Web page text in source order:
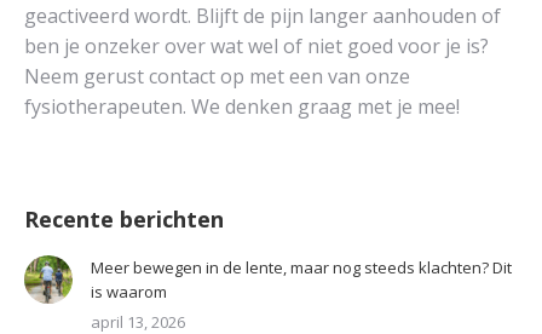
geactiveerd wordt. Blijft de pijn langer aanhouden of
ben je onzeker over wat wel of niet goed voor je is?
Neem gerust contact op met een van onze
fysiotherapeuten. We denken graag met je mee!
Recente berichten
Meer bewegen in de lente, maar nog steeds klachten? Dit
is waarom
april 13, 2026